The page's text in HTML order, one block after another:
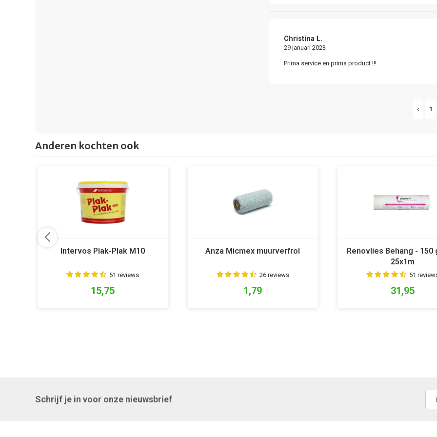
Christina L.
29 januari 2023
Prima service en prima product !!!
1
Anderen kochten ook
Intervos Plak-Plak M10
51 reviews
15,75
Anza Micmex muurverfrol
26 reviews
1,79
Renovlies Behang - 150
25x1m
51
31,95
Schrijf je in voor onze nieuwsbrief